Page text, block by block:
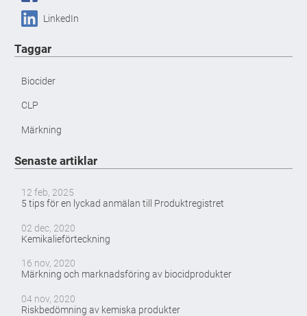
LinkedIn
Taggar
Biocider
CLP
Märkning
Senaste artiklar
12 feb, 2025
5 tips för en lyckad anmälan till Produktregistret
02 dec, 2020
Kemikalieförteckning
16 nov, 2020
Märkning och marknadsföring av biocidprodukter
04 nov, 2020
Riskbedömning av kemiska produkter